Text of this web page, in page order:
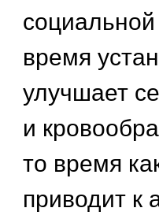
время
улучшает
и
то время
приводит